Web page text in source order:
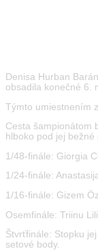
Denisa Hurban
obsadila konečné 6.
Týmto umiestnením
Cesta šampionátom
hlboko pod jej
1/48-finále: Giorgia
1/24-finále:
1/16-finále: Gizem
Osemfinále: Triinu
Štvrťfinále: Stopku
setové body.